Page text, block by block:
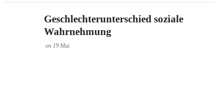
Geschlechterunterschied soziale
Wahrnehmung
on 19 Mai